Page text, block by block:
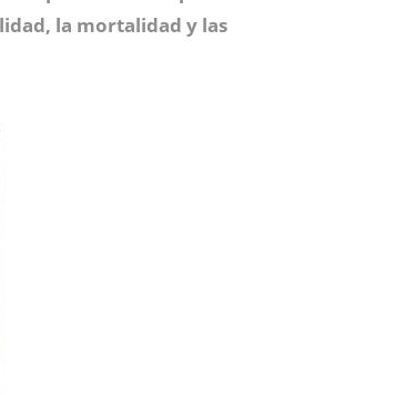
la mortalidad y las